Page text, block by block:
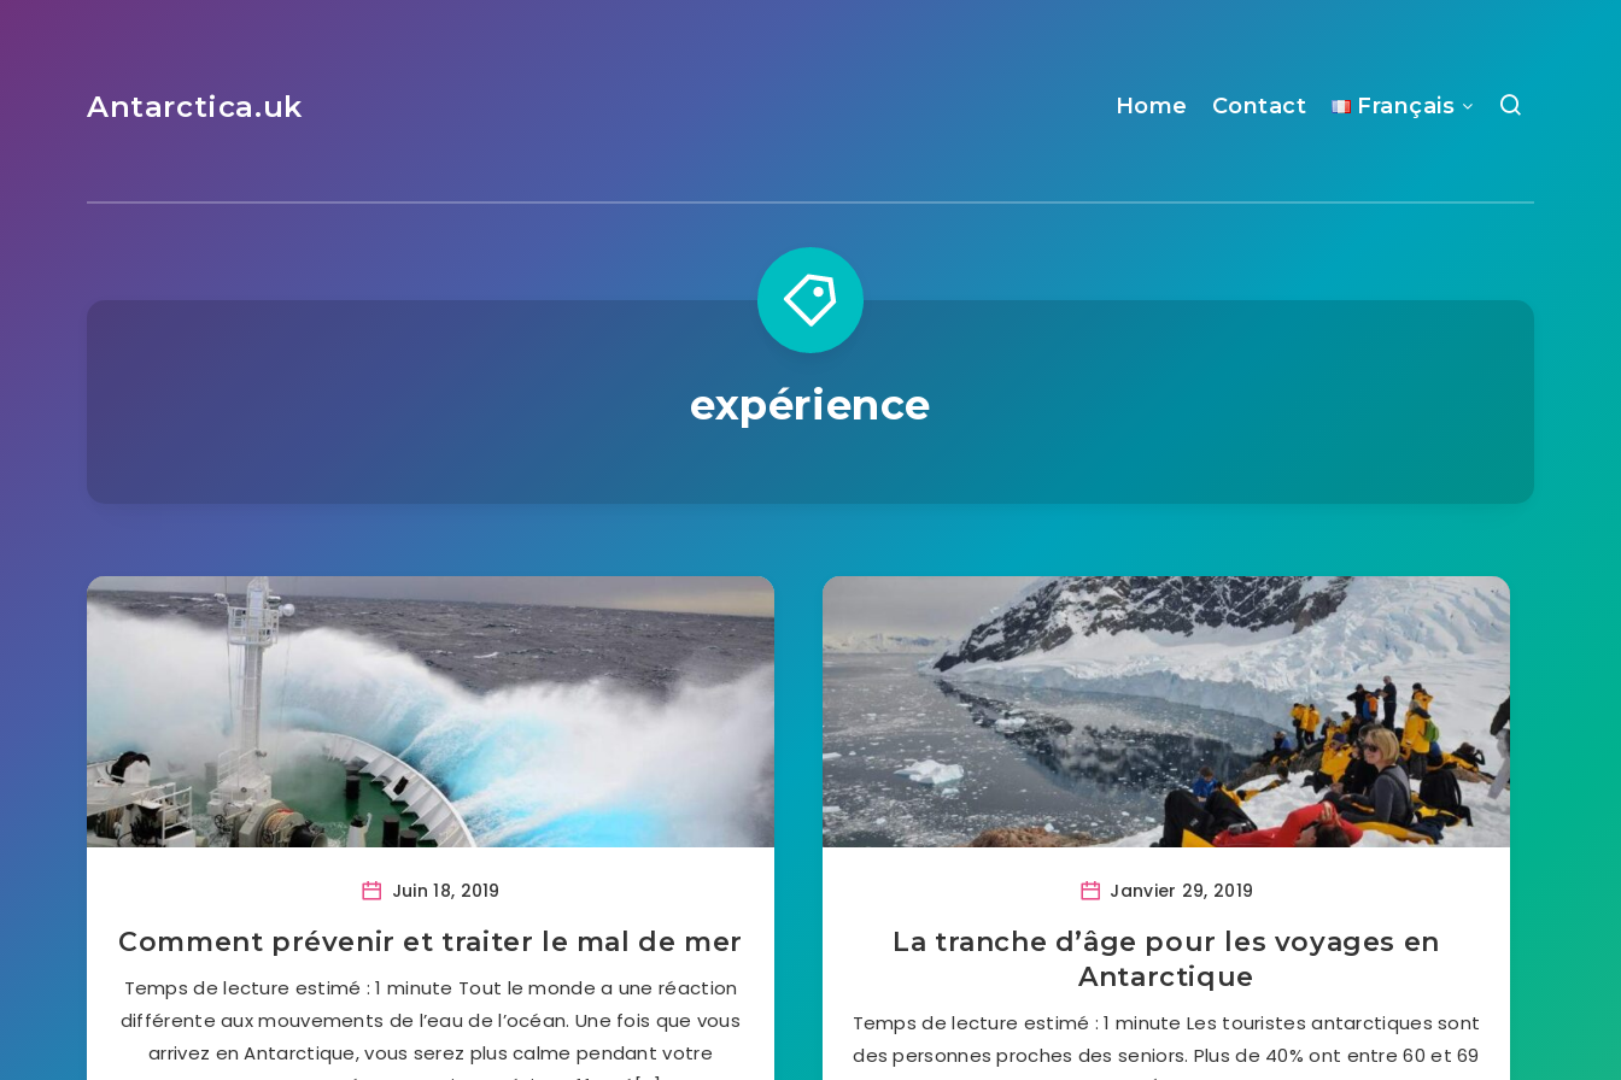
Antarctica.uk Home Contact Français
expérience
Juin 18, 2019
Comment prévenir et traiter le mal de mer
Temps de lecture estimé : 1 minute Tout le monde a une réaction
différente aux mouvements de l’eau de l’océan. Une fois que vous
arrivez en Antarctique, vous serez plus calme pendant votre
Janvier 29, 2019
La tranche d’âge pour les voyages en
Antarctique
Temps de lecture estimé : 1 minute Les touristes antarctiques sont
des personnes proches des seniors. Plus de 40% ont entre 60 et 69